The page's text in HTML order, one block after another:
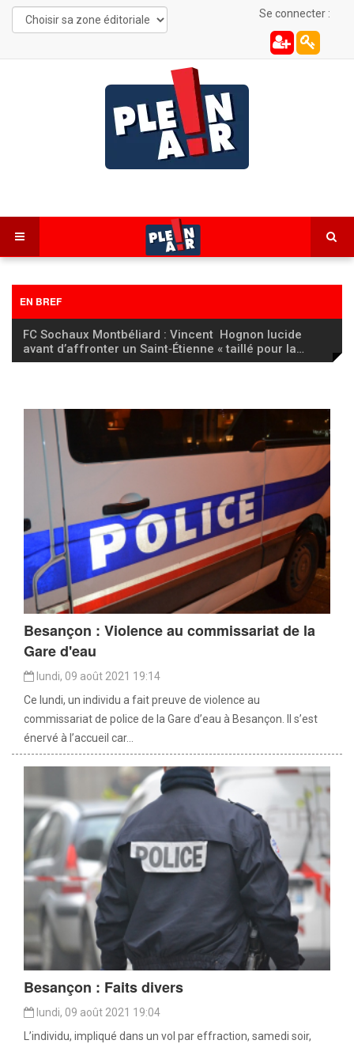
Se connecter :
EN BREF
FC Sochaux Montbéliard : Vincent Hognon lucide
avant d’affronter un Saint‑Étienne « taillé pour la…
Besançon : Violence au commissariat de la
Gare d'eau
lundi, 09 août 2021 19:14
Ce lundi, un individu a fait preuve de violence au
commissariat de police de la Gare d’eau à Besançon. Il s’est
énervé à l’accueil car...
Besançon : Faits divers
lundi, 09 août 2021 19:04
L’individu, impliqué dans un vol par effraction, samedi soir,